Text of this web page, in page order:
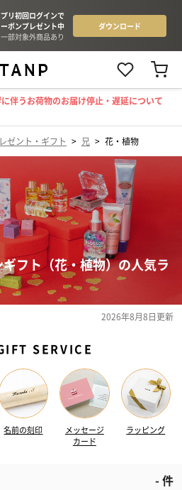
伴うお荷物のお届け停止・遅延について
ゼント・ギフト > 兄 > 花・植物
フト（花・植物）の人気ラ
2026年8月8日更新
SERVICE
名前の刻印
メッセージ
カード
ラッピング
-件